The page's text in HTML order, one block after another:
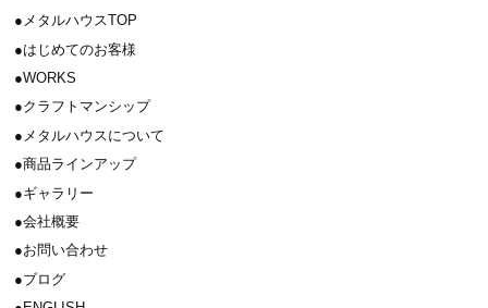
メタルハウスTOP
はじめてのお客様
WORKS
クラフトマンシップ
メタルハウスについて
商品ラインアップ
ギャラリー
会社概要
お問い合わせ
ブログ